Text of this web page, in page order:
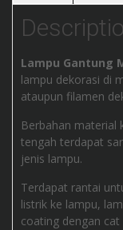
Lampu Gantung
lampu dekorasi di
ataupun filamen
Berbahan material
tengah terdapat
jenis lampu.
Terdapat rantai
listrik ke lampu,
coating dengan cat